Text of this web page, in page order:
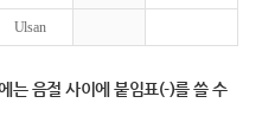
Ulsan
는 음절 사이에 붙임표(-)를 쓸 수